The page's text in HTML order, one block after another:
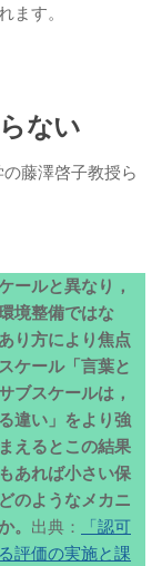
ます。
ない
藤澤啓子教授ら
ールと異なり，
境整備ではな
り方により焦点
ケール「言葉と
ブスケールは，
違い」をより強
えるとこの結果
あれば小さい保
のようなメカニ
。 出典：
「認可
評価の実施と課